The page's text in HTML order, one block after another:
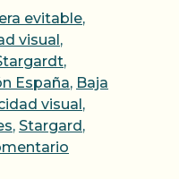
evitable,
visual ,
,
España, Baja
visual ,
, Stargard ,